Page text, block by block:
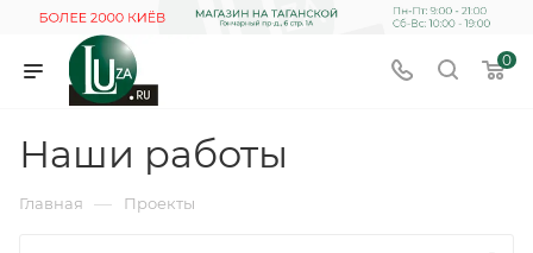
0
Наши работы
Главная — Проекты